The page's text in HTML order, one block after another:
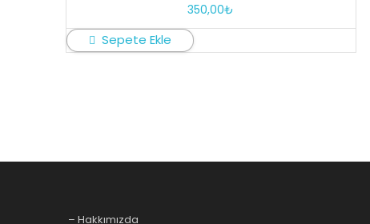
350,00₺
Sepete Ekle
– Hakkımızda